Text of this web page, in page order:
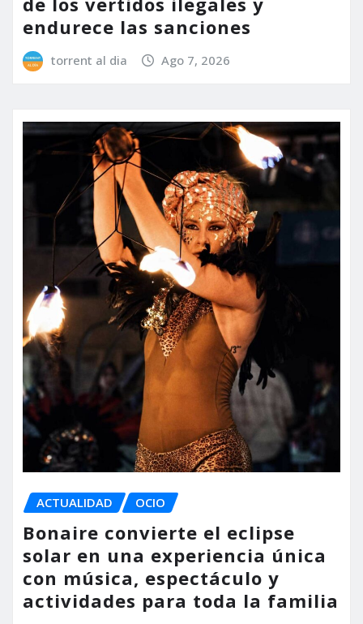
endurece las sanciones
torrent al dia Ago 7, 2026
ACTUALIDAD OCIO
Bonaire convierte el eclipse
solar en una experiencia única
con música, espectáculo y
actividades para toda la familia